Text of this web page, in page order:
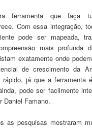
ferramenta que faça
Com essa integração,
pode ser mapeada,
mais profunda
exatamente onde
de crescimento da
já que a ferramenta
pode ser facilmente
Daniel Famano.
as pesquisas mostraram